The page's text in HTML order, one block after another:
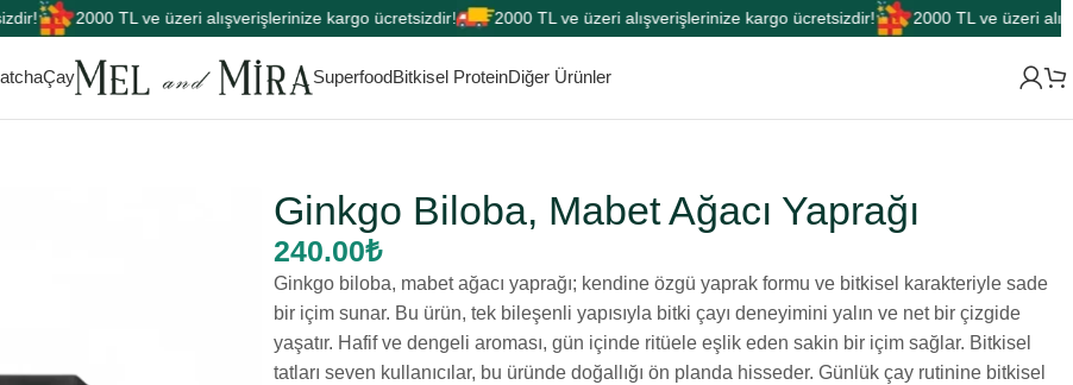
2000 TL ve üzeri alışverişlerinize kargo ücretsizdir! 2000 TL ve üzeri alışverişlerinize kargo ücretsizdir! 2000 TL ve üzeri
Çay SuperfoodBitkisel ProteinDiğer Ürünler
Ginkgo Biloba, Mabet Ağacı Yaprağı
240.00₺
Ginkgo biloba, mabet ağacı yaprağı; kendine özgü yaprak formu ve bitkisel karakteriyle sade
bir içim sunar. Bu ürün, tek bileşenli yapısıyla bitki çayı deneyimini yalın ve net bir çizgide
yaşatır. Hafif ve dengeli aroması, gün içinde ritüele eşlik eden sakin bir içim sağlar. Bitkisel
tatları seven kullanıcılar, bu üründe doğallığı ön planda hisseder. Günlük çay rutinine bitkisel